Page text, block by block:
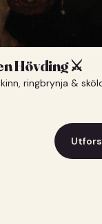
Hövding ⚔️